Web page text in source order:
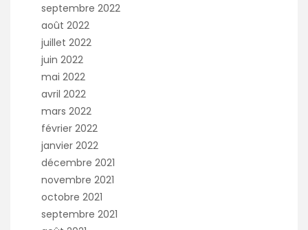
septembre 2022
août 2022
juillet 2022
juin 2022
mai 2022
avril 2022
mars 2022
février 2022
janvier 2022
décembre 2021
novembre 2021
octobre 2021
septembre 2021